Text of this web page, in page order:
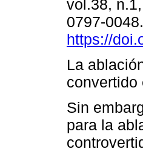
vol.38,
0797-0048.
https://
La
convertido
Sin
para la